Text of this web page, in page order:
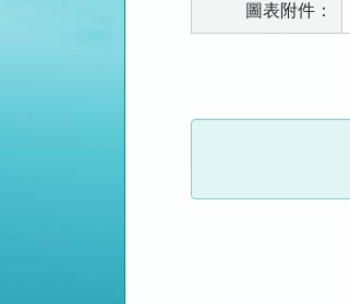
圖表附件：
功
鈕